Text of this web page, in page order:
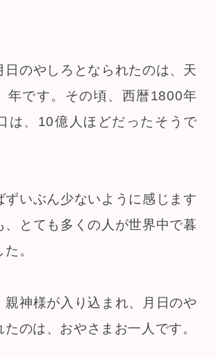
日のやしろとなられたのは、天
年です。その頃、西暦1800年
は、10億人ほどだったそうで
ずいぶん少ないように感じます
、とても多くの人が世界中で暮
。
親神様が入り込まれ、月日のや
たのは、おやさまお一人です。